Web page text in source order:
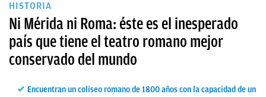
HISTORIA
Ni Mérida ni Roma: éste es el inesperado
país que tiene el teatro romano mejor
conservado del mundo
Encuentran un coliseo romano de 1800 años con la capacidad de un